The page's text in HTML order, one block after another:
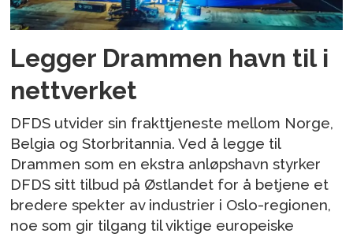
Legger Drammen havn til i
nettverket
DFDS utvider sin frakttjeneste mellom Norge,
Belgia og Storbritannia. Ved å legge til
Drammen som en ekstra anløpshavn styrker
DFDS sitt tilbud på Østlandet for å betjene et
bredere spekter av industrier i Oslo-regionen,
noe som gir tilgang til viktige europeiske